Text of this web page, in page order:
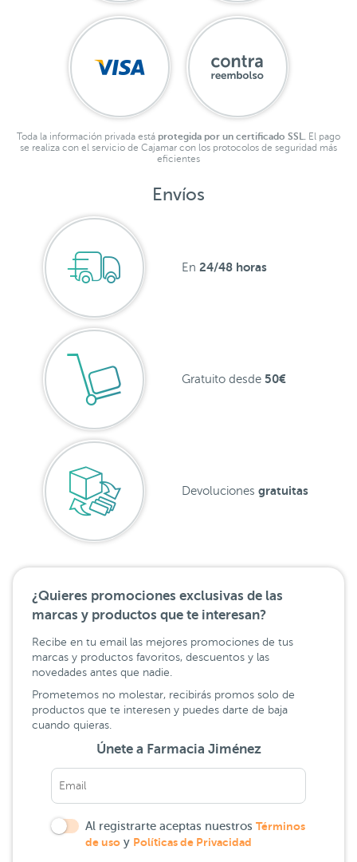
Toda la información privada está protegida por un certificado SSL.
El pago
se realiza con el servicio de Cajamar con los protocolos de seguridad más
eficientes
Envíos
En 24/48 horas
Gratuito desde 50€
Devoluciones gratuitas
¿Quieres promociones exclusivas de las
marcas y productos que te interesan?
Recibe en tu email las mejores promociones de tus
marcas y productos favoritos, descuentos y las
novedades antes que nadie.
Prometemos no molestar, recibirás promos solo de
productos que te interesen y puedes darte de baja
cuando quieras.
Únete a Farmacia Jiménez
Al registrarte aceptas nuestros Términos
de uso y Políticas de Privacidad